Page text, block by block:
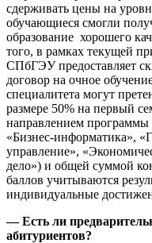
сдерживать цены на
обучающиеся смогли
образование хорошего
того, в рамках текущей
СПбГЭУ предоставляет
договор на очное
специалитета могут
размере 50% на первый
направлением
«Бизнес-информатика»,
управление»,
дело») и общей суммой
баллов учитываются
индивидуальные
— Есть ли
абитуриентов?